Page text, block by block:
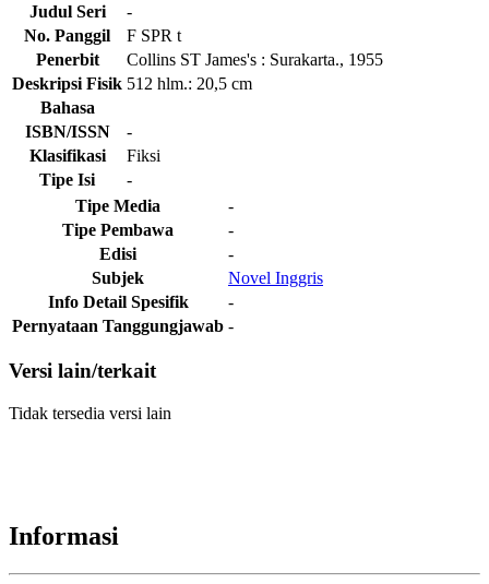
Judul Seri
-
No. Panggil
F SPR t
Penerbit
Collins ST James's : Surakarta., 1955
Deskripsi Fisik 512 hlm.: 20,5 cm
Bahasa
ISBN/ISSN
-
Klasifikasi
Fiksi
Tipe Isi
-
Tipe Media
-
Tipe Pembawa
-
Edisi
-
Subjek
Novel Inggris
Info Detail Spesifik
-
Pernyataan Tanggungjawab -
Versi lain/terkait
Tidak tersedia versi lain
Informasi